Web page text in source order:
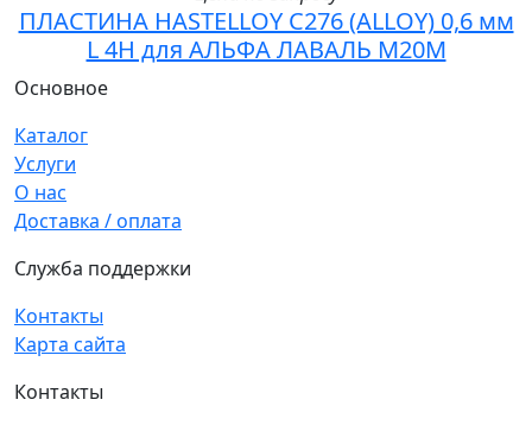
ПЛАСТИНА HASTELLOY C276 (ALLOY) 0,6 мм
L 4H для АЛЬФА ЛАВАЛЬ M20M
Основное
Каталог
Услуги
О нас
Доставка / оплата
Служба поддержки
Контакты
Карта сайта
Контакты